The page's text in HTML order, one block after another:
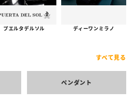
プエルタデルソル ディーワンミラノ
すべて見る
ペンダント